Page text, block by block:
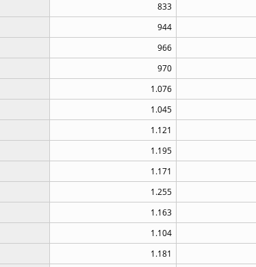
833
944
966
970
1.076
1.045
1.121
1.195
1.171
1.255
1.163
1.104
1.181